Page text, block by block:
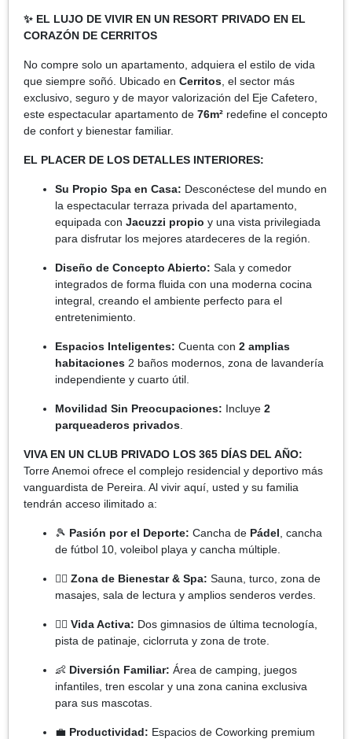
✨ EL LUJO DE VIVIR EN UN RESORT PRIVADO EN EL
CORAZÓN DE CERRITOS
No compre solo un apartamento, adquiera el estilo de vida
que siempre soñó. Ubicado en Cerritos , el sector más
exclusivo, seguro y de mayor valorización del Eje Cafetero,
este espectacular apartamento de 76m² redefine el concepto
de confort y bienestar familiar.
EL PLACER DE LOS DETALLES INTERIORES:
Su Propio Spa en Casa: Desconéctese del mundo en
la espectacular terraza privada del apartamento,
equipada con Jacuzzi propio y una vista privilegiada
para disfrutar los mejores atardeceres de la región.
Diseño de Concepto Abierto: Sala y comedor
integrados de forma fluida con una moderna cocina
integral, creando el ambiente perfecto para el
entretenimiento.
Espacios Inteligentes: Cuenta con 2 amplias
habitaciones 2 baños modernos, zona de lavandería
independiente y cuarto útil.
Movilidad Sin Preocupaciones: Incluye 2
parqueaderos privados
VIVA EN UN CLUB PRIVADO LOS 365 DÍAS DEL AÑO:
Torre Anemoi ofrece el complejo residencial y deportivo más
vanguardista de Pereira. Al vivir aquí, usted y su familia
tendrán acceso ilimitado a:
🎾 Pasión por el Deporte: Cancha de Pádel , cancha
de fútbol 10, voleibol playa y cancha múltiple.
🧘‍♂️ Zona de Bienestar & Spa: Sauna, turco, zona de
masajes, sala de lectura y amplios senderos verdes.
🏃‍♂️ Vida Activa: Dos gimnasios de última tecnología,
pista de patinaje, ciclorruta y zona de trote.
👶 Diversión Familiar: Área de camping, juegos
infantiles, tren escolar y una zona canina exclusiva
para sus mascotas.
💼 Productividad: Espacios de Coworking premium